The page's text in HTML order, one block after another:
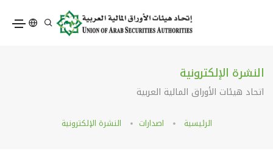
النشرة الإلكترونية
اتحاد هيئات الأوراق المالية العربية
الرئيسية اصدارات النشرة الإلكترونية